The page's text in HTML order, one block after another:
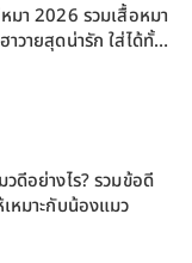
มา 2026 รวมเสื้อหมา
วายสุดน่ารัก ใส่ได้ทั้ง
ใหญ่
ดีอย่างไร? รวมข้อดี
หมาะกับน้องแมว